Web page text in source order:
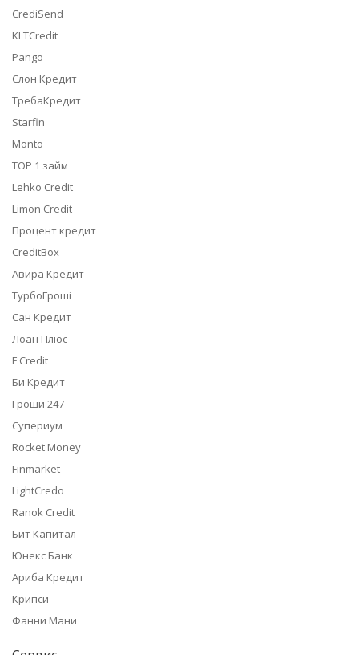
CrediSend
KLTCredit
Pango
Слон Кредит
ТребаКредит
Starfin
Monto
TOP 1 займ
Lehko Credit
Limon Credit
Процент кредит
CreditBox
Авира Кредит
ТурбоГроші
Сан Кредит
Лоан Плюс
F Credit
Би Кредит
Гроши 247
Супериум
Rocket Money
Finmarket
LightCredo
Ranok Credit
Бит Капитал
Юнекс Банк
Ариба Кредит
Крипси
Фанни Мани